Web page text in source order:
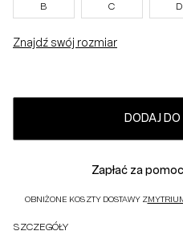
B C D
Znajdź swój rozmiar
DODAJ
Zapłać za
OBNIŻONE KOSZTY DOSTAWY Z
SZCZEGÓŁY